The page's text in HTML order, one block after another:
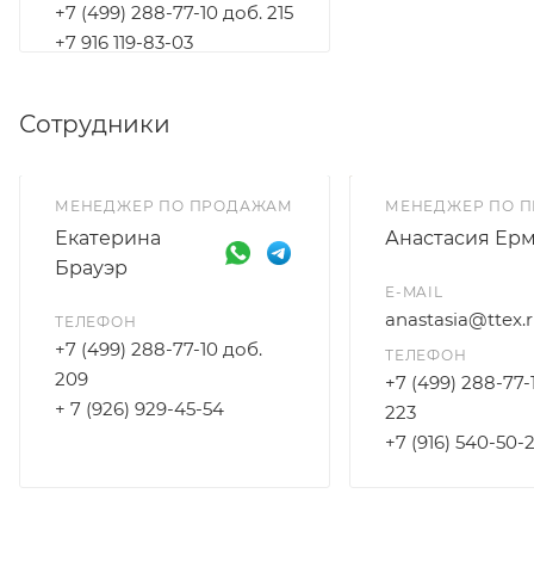
+7 (499) 288-77-10 доб. 215
+7 916 119-83-03
Сотрудники
МЕНЕДЖЕР ПО ПРОДАЖАМ
Екатерина
Брауэр
ТЕЛЕФОН
+7 (499) 288-77-10 доб.
209
+ 7 (926) 929-45-54
МЕНЕДЖЕР ПО
Анастасия
E-MAIL
ТЕЛЕФОН
+7 (499) 288-77-
223
+7 (916) 540-50-